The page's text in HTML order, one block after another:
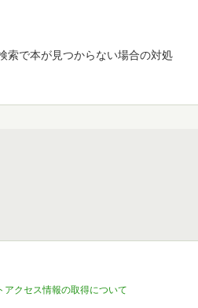
索で本が見つからない場合の対処
アクセス情報の取得について